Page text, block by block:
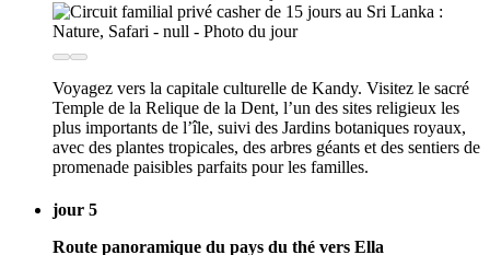
Voyagez vers la capitale culturelle de Kandy. Visitez le sacré
Temple de la Relique de la Dent, l’un des sites religieux les
plus importants de l’île, suivi des Jardins botaniques royaux,
avec des plantes tropicales, des arbres géants et des sentiers de
promenade paisibles parfaits pour les familles.
jour 5
Route panoramique du pays du thé vers Ella